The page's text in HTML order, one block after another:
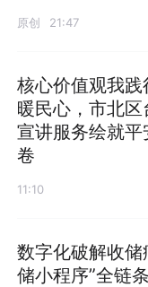
原创 21:47
核心价值观我
暖民心，市北
宣讲服务绘就
卷
11:10
数字化破解收储
储小程序”全链